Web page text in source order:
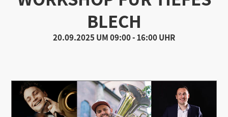
BLECH
20.09.2025 UM 09:00 - 16:00 UHR